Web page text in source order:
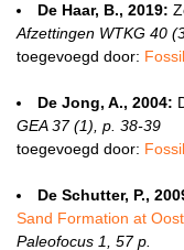
De Haar, B., 2019:
Afzettingen WTKG 40
toegevoegd door:
De Jong, A., 2004:
GEA 37 (1), p. 38-39
toegevoegd door:
De Schutter, P.,
Sand Formation at
Paleofocus 1, 57 p.